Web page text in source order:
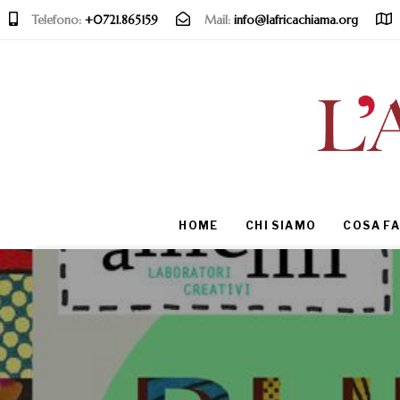
Telefono: +0721.865159 Mail: info@lafricachiama.org
HOME CHI SIAMO COSA